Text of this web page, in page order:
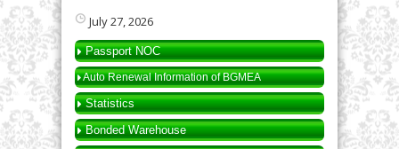
July 27, 2026
Passport NOC
Auto Renewal Information of BGMEA
Statistics
Bonded Warehouse